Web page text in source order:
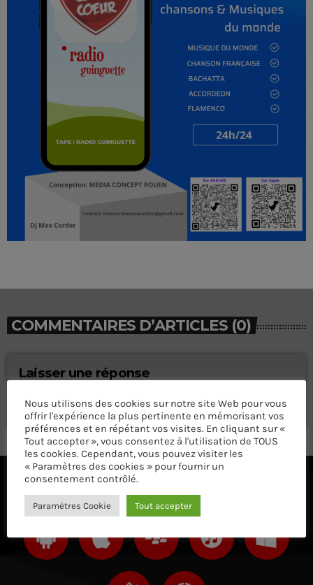
COMMENTAIRES D’ARTICLES (0)
Laisser une réponse
Connectez-vous maintenant
ÉCOUTEZ AVEC VOTRE APP ET SUR LE
Nous utilisons des cookies sur notre site Web pour vous
offrir l'expérience la plus pertinente en mémorisant vos
préférences et en répétant vos visites. En cliquant sur «
Tout accepter », vous consentez à l'utilisation de TOUS
les cookies. Cependant, vous pouvez visiter les
« Paramètres des cookies » pour fournir un
consentement contrôlé.
Paramètres Cookie Tout accepter